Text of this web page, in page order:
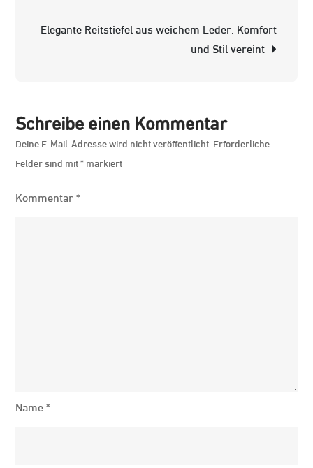
38:
Stilvoll
Elegante Reitstiefel aus weichem Leder: Komfort
und Stil vereint
Schreibe einen Kommentar
Deine E-Mail-Adresse wird nicht veröffentlicht. Erforderliche
Felder sind mit*markiert
Kommentar*
Name*